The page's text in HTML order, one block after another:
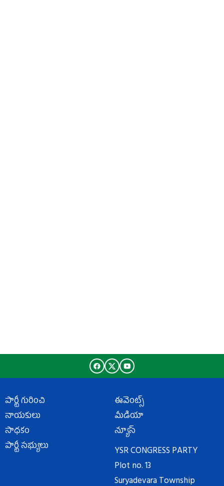
పార్టీ గురించి
నాయకులు
సాధకం
పార్టీ సభ్యులు
ఈవెంట్స్
మీడియా
న్యూస్
YSR CONGRESS PARTY
Plot no. 13
Suryadevara Township